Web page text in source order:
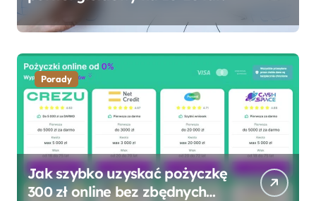
Porady
Jak szybko uzyskać pożyczkę
300 zł online bez zbędnych